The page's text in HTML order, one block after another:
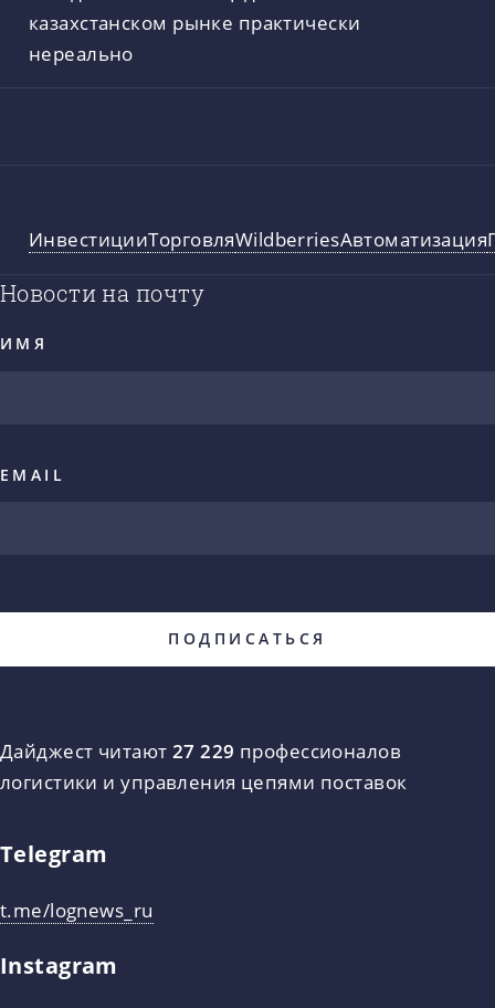
казахстанском рынке практически
нереально
ИнвестицииТорговляWildberriesАвтоматизация
Новости на почту
ИМЯ
EMAIL
Дайджест читают 27 229 профессионалов
логистики и управления цепями поставок
Telegram
t.me/lognews_ru
Instagram